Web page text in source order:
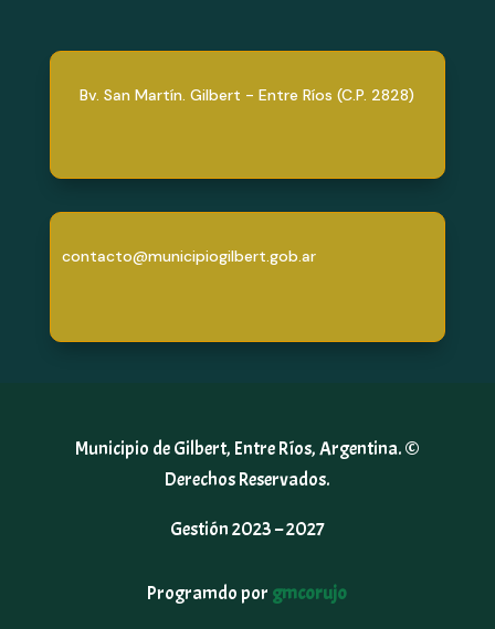
Bv. San Martín. Gilbert - Entre Ríos (C.P. 2828)
contacto@municipiogilbert.gob.ar
Municipio de Gilbert, Entre Ríos, Argentina. ©
Derechos Reservados.
Gestión 2023 – 2027
Programdo por gmcorujo